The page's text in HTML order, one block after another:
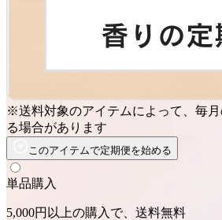
※送料対象のアイテムによって、毎
る場合があります
このアイテムで定期便を始める
単品購入
5,000円以上の購入で、送料無料